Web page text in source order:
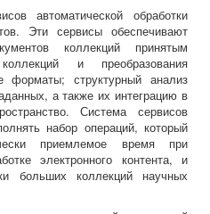
автоматической обработки
Эти сервисы обеспечивают
коллекций принятым
и преобразования
форматы; структурный анализ
а также их интеграцию в
Система сервисов
набор операций, который
приемлемое время при
электронного контента, и
больших коллекций научных